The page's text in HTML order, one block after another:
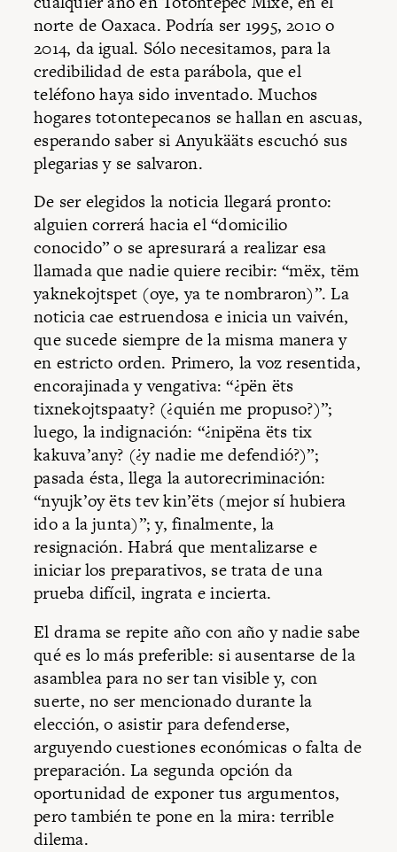
norte de Oaxaca. Podría ser 1995, 2010 o
2014, da igual. Sólo necesitamos, para la
credibilidad de esta parábola, que el
teléfono haya sido inventado. Muchos
hogares totontepecanos se hallan en ascuas,
esperando saber si Anyukääts escuchó sus
plegarias y se salvaron.
De ser elegidos la noticia llegará pronto:
alguien correrá hacia el “domicilio
conocido” o se apresurará a realizar esa
llamada que nadie quiere recibir: “mëx, tëm
yaknekojtspet (oye, ya te nombraron)”. La
noticia cae estruendosa e inicia un vaivén,
que sucede siempre de la misma manera y
en estricto orden. Primero, la voz resentida,
encorajinada y vengativa: “¿pën ëts
tixnekojtspaaty? (¿quién me propuso?)”;
luego, la indignación: “¿nipëna ëts tix
kakuva’any? (¿y nadie me defendió?)”;
pasada ésta, llega la autorecriminación:
“nyujk’oy ëts tev kin’ëts (mejor sí hubiera
ido a la junta)”; y, finalmente, la
resignación. Habrá que mentalizarse e
iniciar los preparativos, se trata de una
prueba difícil, ingrata e incierta.
El drama se repite año con año y nadie sabe
qué es lo más preferible: si ausentarse de la
asamblea para no ser tan visible y, con
suerte, no ser mencionado durante la
elección, o asistir para defenderse,
arguyendo cuestiones económicas o falta de
preparación. La segunda opción da
oportunidad de exponer tus argumentos,
pero también te pone en la mira: terrible
dilema.